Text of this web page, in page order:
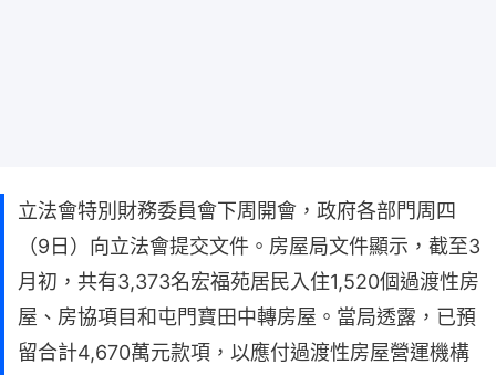
立法會特別財務委員會下周開會，政府各部門周四
（9日）向立法會提交文件。房屋局文件顯示，截至3
月初，共有3,373名宏福苑居民入住1,520個過渡性房
屋、房協項目和屯門寶田中轉房屋。當局透露，已預
留合計4,670萬元款項，以應付過渡性房屋營運機構